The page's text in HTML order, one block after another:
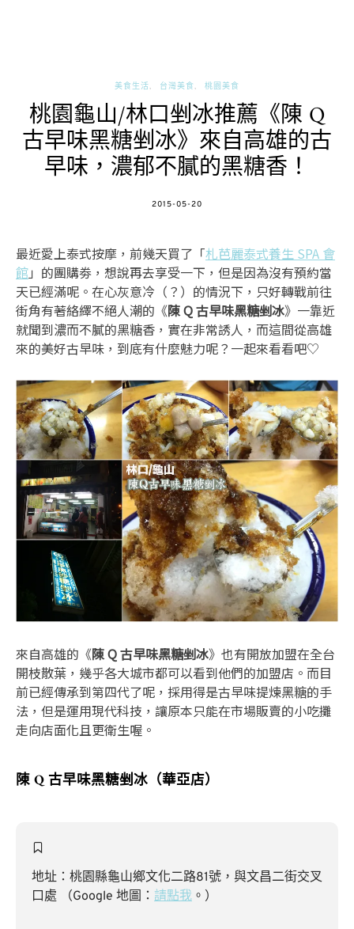
美食生活 台灣美食 桃園美食
桃園龜山/林口剉冰推薦《陳 Q
古早味黑糖剉冰》來自高雄的古
早味，濃郁不膩的黑糖香！
POSTED
2015-05-20
最近愛上泰式按摩，前幾天買了「札芭麗泰式養生 SPA 會
館」的團購劵，想說再去享受一下，但是因為沒有預約當
天已經滿呢。在心灰意冷（？）的情況下，只好轉戰前往
街角有著絡繹不絕人潮的《陳 Q 古早味黑糖剉冰》一靠近
就聞到濃而不膩的黑糖香，實在非常誘人，而這間從高雄
來的美好古早味，到底有什麼魅力呢？一起來看看吧♡
來自高雄的《陳 Q 古早味黑糖剉冰》也有開放加盟在全台
開枝散葉，幾乎各大城市都可以看到他們的加盟店。而目
前已經傳承到第四代了呢，採用得是古早味提煉黑糖的手
法，但是運用現代科技，讓原本只能在市場販賣的小吃攤
走向店面化且更衛生喔。
陳 Q 古早味黑糖剉冰（華亞店）
地址：桃園縣龜山鄉文化二路81號，與文昌二街交叉
口處 （Google 地圖： 請點我 。）